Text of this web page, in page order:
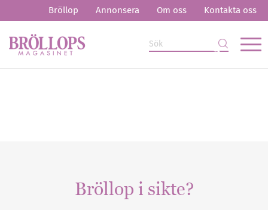
Bröllop Annonsera Om oss Kontakta oss
Bröllop i sikte?